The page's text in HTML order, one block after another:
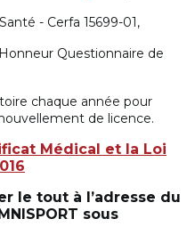
- Cerfa 15699-01,
Questionnaire de
chaque année pour
de licence.
Médical et la Loi
le tout à l’adresse du
sous